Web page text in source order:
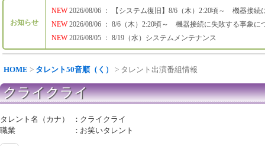
お知らせ
NEW
NEW
NEW
2026/08/06 ： 【システム復旧】8/6（木）2:20頃～ 機器接続
2026/08/06 ： 8/6（木）2:20頃～ 機器接続に失敗する事象に
2026/08/05 ： 8/19（水）システムメンテナンス
HOME > タレント50音順（く） > タレント出演番組情報
クライクライ
タレント名（カナ） ： クライクライ
職業
： お笑いタレント